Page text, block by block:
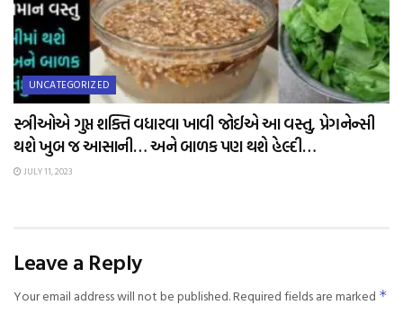
UNCATEGORIZED
સ્ત્રીઓએ ગુપ્ત શક્તિ વધારવા ખાવી જોઈએ આ વસ્તુ, પ્રેગનેન્સી
થશે ખુબ જ આસાની… અને બાળક પણ થશે હેલ્દી…
JULY 11, 2023
Leave a Reply
Your email address will not be published.Required fields are marked *